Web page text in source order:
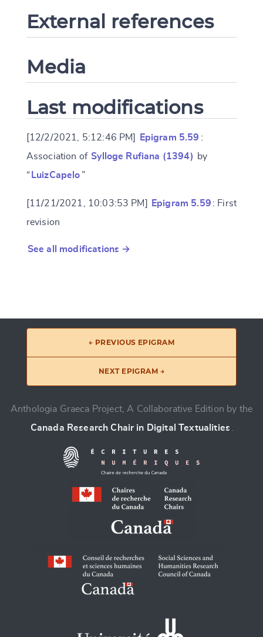
External references
Media
Last modifications
[12/2/2021, 5:12:46 PM] Epigram 5.59 :
Association of Sylloge Rufiana (1394)
by
“ LuizCapelo ”
[11/21/2021, 10:03:53 PM] Epigram 5.59 : First
revision
See all modifications →
← PREVIOUS EPIGRAM
NEXT EPIGRAM →
Anthologia Graeca Project, A Collaborative Edition by the
Canada Research Chair in Digital Textualities